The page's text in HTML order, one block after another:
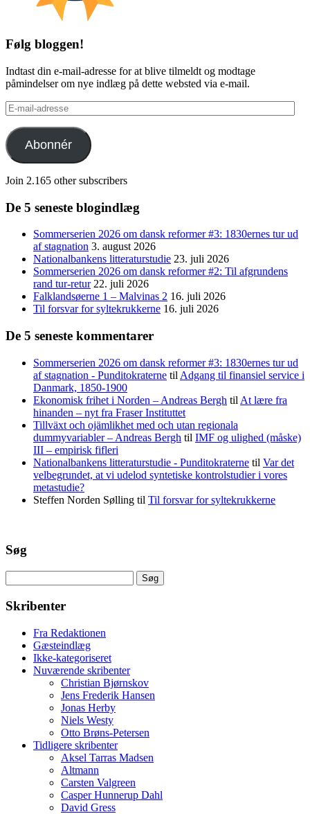
Følg bloggen!
Indtast din e-mail-adresse for at blive tilmeldt og modtage
påmindelser om nye indlæg på dette websted via e-mail.
E-
mail-
adresse
Abonnér
Join 2.165 other subscribers
De 5 seneste blogindlæg
Sommerserien 2026 om dansk reformer #3: 1830ernes tur ud
af stagnation 3. august 2026
Nationalbankens litteraturstudie 23. juli 2026
Sommerserien 2026 om dansk reformer #2: Til afgrundens
rand tur-retur 22. juli 2026
Falklandsøerne 1 – Malvinas 2 16. juli 2026
Til forsvar for syltekrukkerne 16. juli 2026
De 5 seneste kommentarer
Sommerserien 2026 om dansk reformer #3: 1830ernes tur ud
af stagnation - Punditokraterne til Adgang til finansiel service i
Danmark, 1850-1900
Ekonomisk frihet i Norden – Andreas Bergh til At lære fra
hinanden – nyt fra Fraser Instituttet
Tillväxt och ojämlikhet med och utan regionala
dummyvariabler – Andreas Bergh til IMF og ulighed (måske)
III – empirisk fifleri
Nationalbankens litteraturstudie - Punditokraterne til Var det
velbegrundet, at vi udelod syntetiske kontrolstudier i vores
metastudie?
Steffen Norden Sølling til Til forsvar for syltekrukkerne
Søg
efter:
Skribenter
Fra Redaktionen
Gæsteindlæg
Ikke-kategoriseret
Nuværende skribenter
Christian Bjørnskov
Jens Frederik Hansen
Jonas Herby
Niels Westy
Otto Brøns-Petersen
Tidligere skribenter
Aksel Tarras Madsen
Altmann
Carsten Valgreen
Casper Hunnerup Dahl
David Gress